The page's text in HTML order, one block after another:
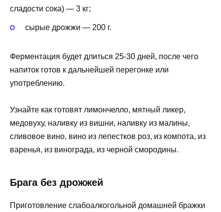
сладости сока) — 3 кг;
сырые дрожжи — 200 г.
Ферментация будет длиться 25-30 дней, после чего
напиток готов к дальнейшей перегонке или
употреблению.
Узнайте как готовят лимончелло, мятный ликер,
медовуху, наливку из вишни, наливку из малины,
сливовое вино, вино из лепестков роз, из компота, из
варенья, из винограда, из черной смородины.
Брага без дрожжей
Приготовление слабоалкогольной домашней бражки